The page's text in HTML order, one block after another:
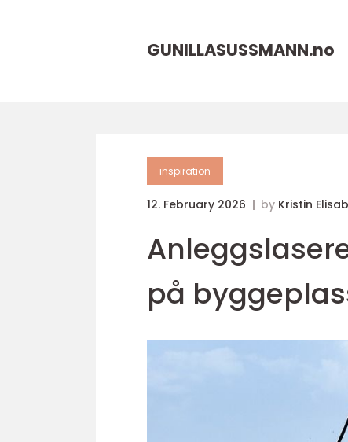
GUNILLASUSSMANN.no
inspiration
12. February 2026 by Kristin
på